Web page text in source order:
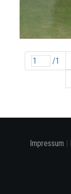
/1
Impressum